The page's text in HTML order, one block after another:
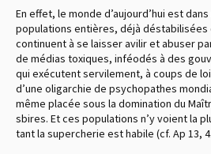
En effet, le monde d’aujourd’hui est
populations entières, déjà
continuent à se laisser avilir et abuser
de médias toxiques, inféodés à des
qui exécutent servilement, à coups de
d’une oligarchie de psychopathes
même placée sous la domination du
sbires. Et ces populations n’y voient la
tant la supercherie est habile (cf. Ap 13,